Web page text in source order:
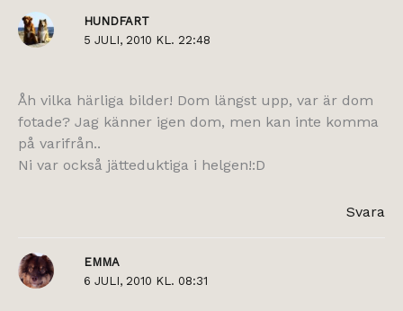
HUNDFART
5 JULI, 2010 KL. 22:48
Åh vilka härliga bilder! Dom längst upp, var är dom
fotade? Jag känner igen dom, men kan inte komma
på varifrån..
Ni var också jätteduktiga i helgen!:D
Svara
EMMA
6 JULI, 2010 KL. 08:31